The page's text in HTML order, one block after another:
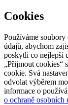
Cookies
Používáme
údajů, abychom
poskytli co nejlepší
„Přijmout cookies“
cookie. Svá
odvolat výběrem
informace o
o ochraně osobních